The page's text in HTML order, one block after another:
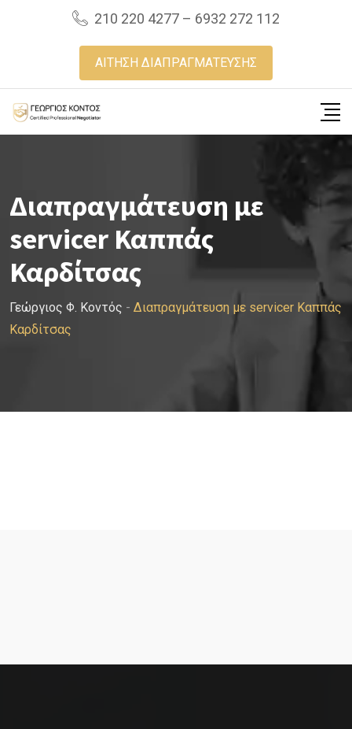
210 220 4277 – 6932 272 112
ΑΙΤΗΣΗ ΔΙΑΠΡΑΓΜΑΤΕΥΣΗΣ
Διαπραγμάτευση με
servicer Καππάς
Καρδίτσας
Γεώργιος Φ. Κοντός - Διαπραγμάτευση με servicer Καππάς
Καρδίτσας